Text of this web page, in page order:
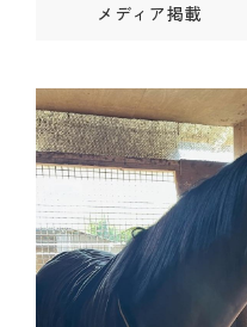
メディア掲載